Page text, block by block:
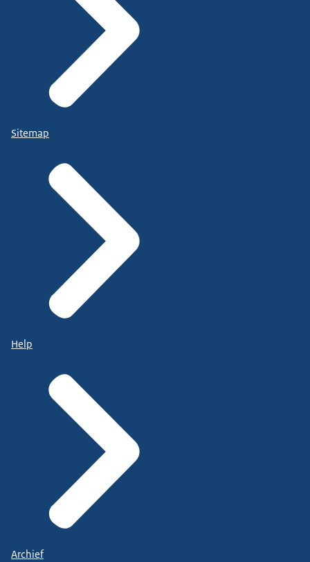
Sitemap
Help
Archief